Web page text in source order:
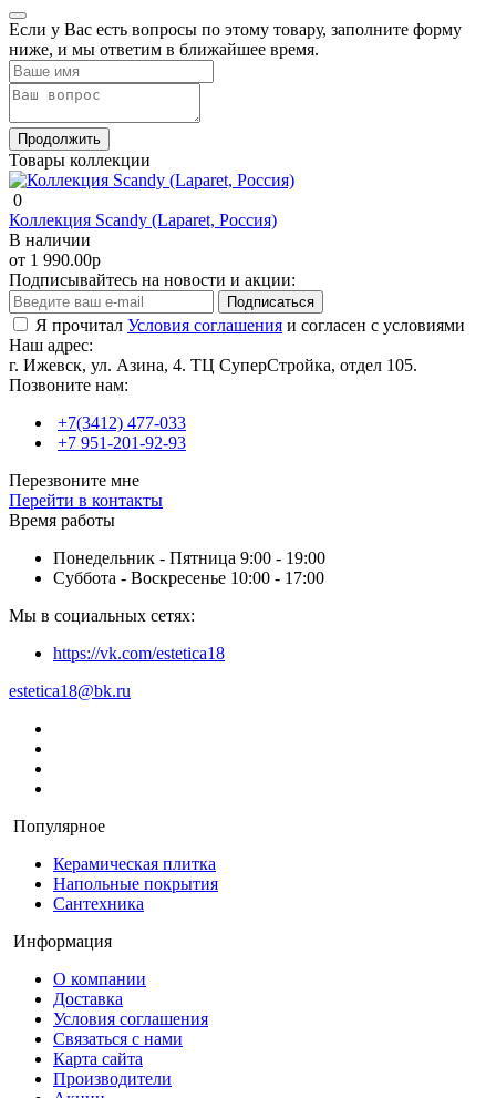
Если у Вас есть вопросы по этому товару, заполните форму
ниже, и мы ответим в ближайшее время.
Продолжить
Товары коллекции
0
Коллекция Scandy (Laparet, Россия)
В наличии
от 1 990.00р
Подписывайтесь на новости и акции:
Подписаться
Я прочитал Условия соглашения и согласен с условиями
Наш адрес:
г. Ижевск, ул. Азина, 4. ТЦ СуперСтройка, отдел 105.
Позвоните нам:
+7(3412) 477-033
+7 951-201-92-93
Перезвоните мне
Перейти в контакты
Время работы
Понедельник - Пятница 9:00 - 19:00
Суббота - Воскресенье 10:00 - 17:00
Мы в социальных сетях:
https://vk.com/estetica18
estetica18@bk.ru
Популярное
Керамическая плитка
Напольные покрытия
Сантехника
Информация
О компании
Доставка
Условия соглашения
Связаться с нами
Карта сайта
Производители